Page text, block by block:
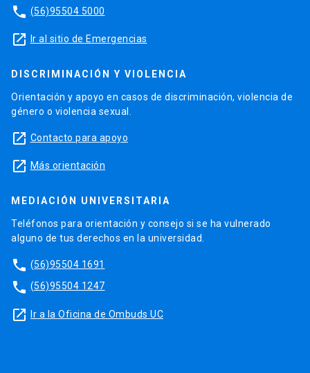
phone (56)95504 5000
launch Ir al sitio de Emergencias
DISCRIMINACIÓN Y VIOLENCIA
Orientación y apoyo en casos de discriminación, violencia de
género o violencia sexual.
launch Contacto para apoyo
launch Más orientación
MEDIACIÓN UNIVERSITARIA
Teléfonos para orientación y consejo si se ha vulnerado
alguno de tus derechos en la universidad.
phone (56)95504 1691
phone (56)95504 1247
launch Ir a la Oficina de Ombuds UC